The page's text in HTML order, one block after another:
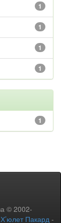
1
1
1
1
1
© 2002-
Х’юлет Пакард -